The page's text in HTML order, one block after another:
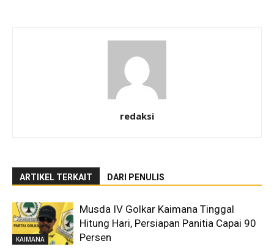
redaksi
ARTIKEL TERKAIT DARI PENULIS
KAIMANA
Musda IV Golkar Kaimana Tinggal
Hitung Hari, Persiapan Panitia Capai 90
Persen